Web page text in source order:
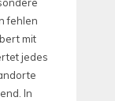
fehlen
mit
jedes
In